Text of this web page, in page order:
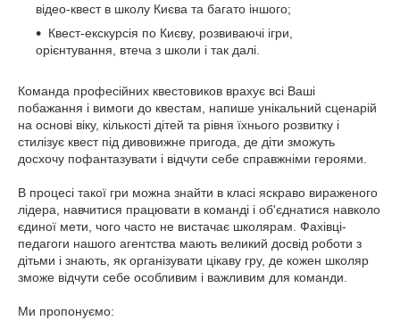
відео-квест в школу Києва та багато іншого;
Квест-екскурсія по Києву, розвиваючі ігри,
орієнтування, втеча з школи і так далі.
Команда професійних квестовиков врахує всі Ваші
побажання і вимоги до квестам, напише унікальний сценарій
на основі віку, кількості дітей та рівня їхнього розвитку і
стилізує квест під дивовижне пригода, де діти зможуть
досхочу пофантазувати і відчути себе справжніми героями.
В процесі такої гри можна знайти в класі яскраво вираженого
лідера, навчитися працювати в команді і об'єднатися навколо
єдиної мети, чого часто не вистачає школярам. Фахівці-
педагоги нашого агентства мають великий досвід роботи з
дітьми і знають, як організувати цікаву гру, де кожен школяр
зможе відчути себе особливим і важливим для команди.
Ми пропонуємо: